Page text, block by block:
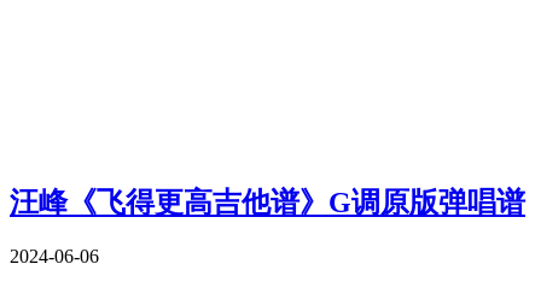
汪峰《飞得更高吉他谱》G调原版弹唱谱
2024-06-06